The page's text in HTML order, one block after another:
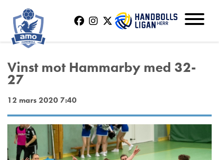
Vinst mot Hammarby med 32-
27
12 mars 2020 7:40